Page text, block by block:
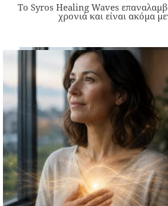
Το Syros Healing Waves
χρονιά και είναι ακόμα